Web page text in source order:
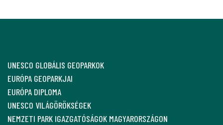
UNESCO GLOBÁLIS GEOPARKOK
EURÓPA GEOPARKJAI
EURÓPA DIPLOMA
UNESCO VILÁGÖRÖKSÉGEK
NEMZETI PARK IGAZGATÓSÁGOK MAGYARORSZÁGON